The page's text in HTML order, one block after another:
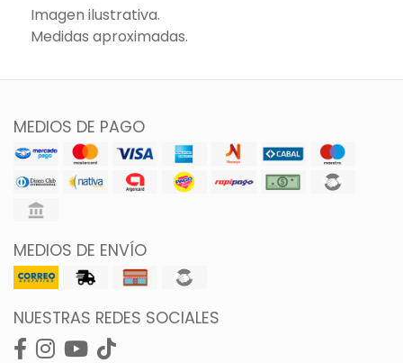
Imagen ilustrativa.
Medidas aproximadas.
MEDIOS DE PAGO
MEDIOS DE ENVÍO
NUESTRAS REDES SOCIALES